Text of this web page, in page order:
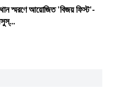
স্মরণে আয়োজিত 'বিজয় ফিস্ট'-